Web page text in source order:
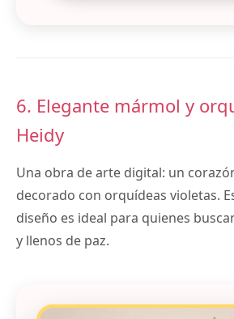
6. Elegante mármol y
Heidy
Una obra de arte digital: un
decorado con orquídeas violetas.
diseño es ideal para quienes
y llenos de paz.